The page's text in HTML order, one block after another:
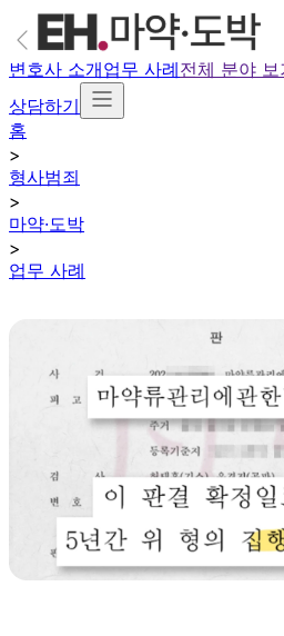
변호사 소개업무 사례전체 분야 보
상담하기
홈
>
형사범죄
>
마약·도박
>
업무 사례